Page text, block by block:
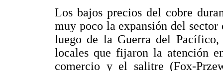
Los bajos precios del cobre
muy poco la expansión del
luego de la Guerra del Pacífico,
locales que fijaron la atención
comercio y el salitre (Fox-